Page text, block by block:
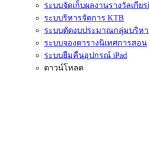
ระบบจัดเก็บผลงานรางวัลเกีย
ระบบริหารจัดการ KTB
ระบบตัดงบประมาณกลุ่มบริหา
ระบบจองตารางนิเทศการสอน
ระบบยืมคืนอุปกรณ์ iPad
ดาวน์โหลด